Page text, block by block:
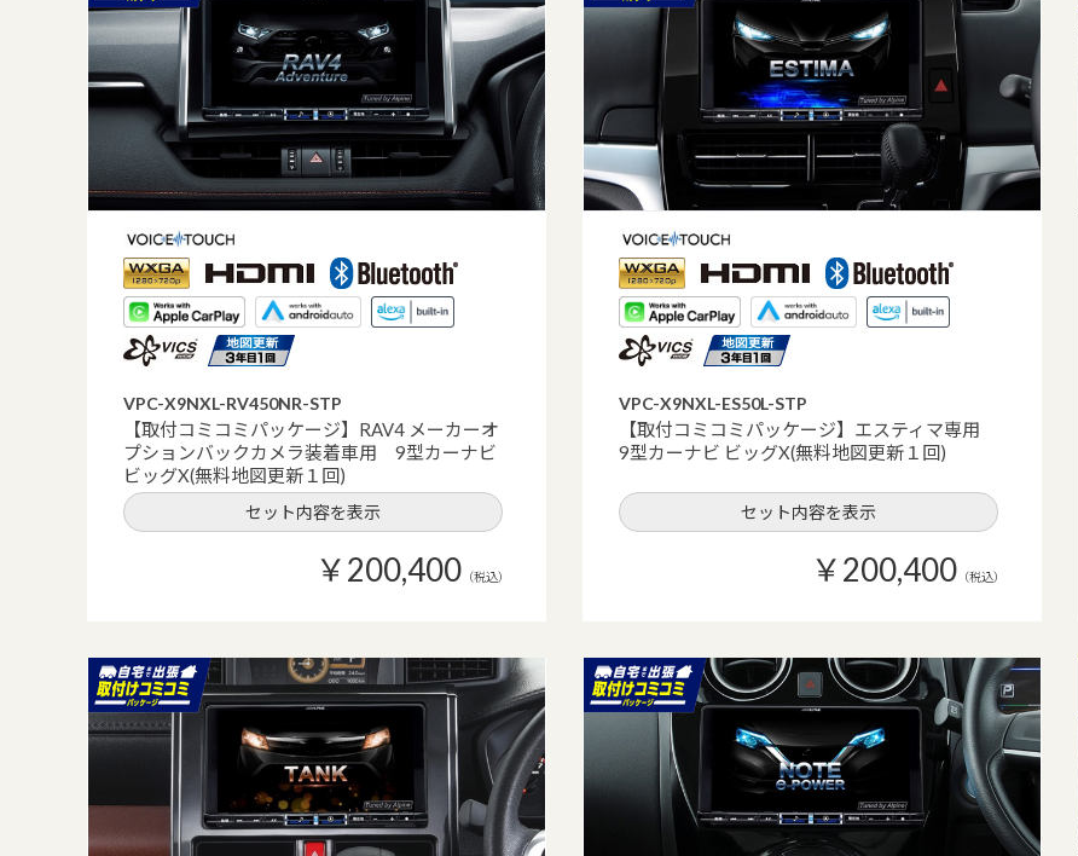
VPC-X9NXL-RV450NR-STP
【取付コミコミパッケージ】RAV4 メーカーオ
プションバックカメラ装着車用 9型カーナビ
ビッグX(無料地図更新１回)
セット内容を表示
￥200,400 （税込）
VPC-X9NXL-ES50L-STP
【取付コミコミパッケージ】エスティマ専用
9型カーナビ ビッグX(無料地図更新１回)
セット内容を表示
￥200,400 （税込）